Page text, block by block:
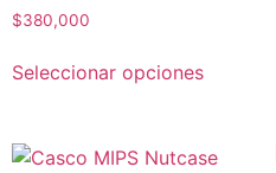
$380,000
Seleccionar opciones